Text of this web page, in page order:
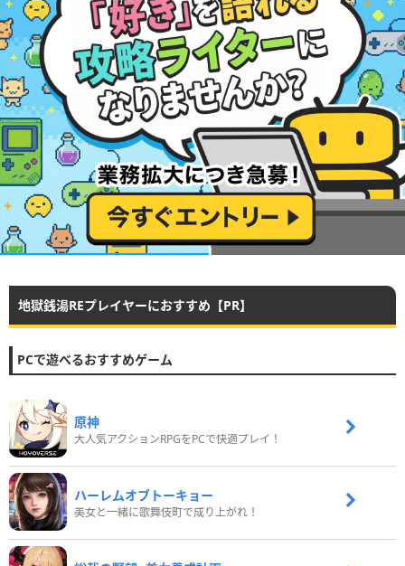
地獄銭湯REプレイヤーにおすすめ【PR】
PCで遊べるおすすめゲーム
原神
大人気アクションRPGをPCで快適プレイ！
ハーレムオブトーキョー
美女と一緒に歌舞伎町で成り上がれ！